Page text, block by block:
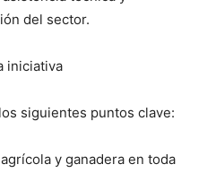
del sector.
iniciativa
siguientes puntos clave:
y ganadera en toda